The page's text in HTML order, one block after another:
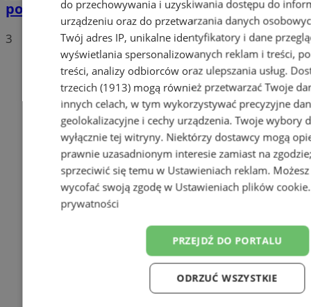
polskich drogach? Te wyniki Was zaskoczą!
3
do przechowywania i uzyskiwania dostępu do
urządzeniu oraz do przetwarzania danych
Twój adres IP, unikalne identyfikatory i dane
wyświetlania spersonalizowanych reklam i treści,
treści, analizy odbiorców oraz ulepszania usług.
trzecich (1913) mogą również przetwarzać Twoje
innych celach, w tym wykorzystywać precyzyjne
geolokalizacyjne i cechy urządzenia. Twoje wybory
wyłącznie tej witryny. Niektórzy dostawcy mogą
prawnie uzasadnionym interesie zamiast na
sprzeciwić się temu w Ustawieniach reklam.
wycofać swoją zgodę w Ustawieniach plików cookie
prywatności
PRZEJDŹ DO PORTALU
ODRZUĆ WSZYSTKIE